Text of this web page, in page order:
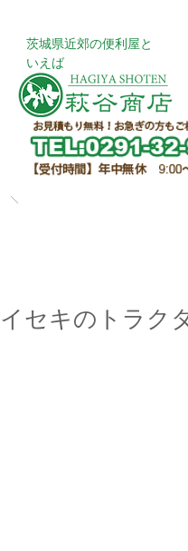
​茨城県近郊の便利屋と
いえば
イセキのトラク